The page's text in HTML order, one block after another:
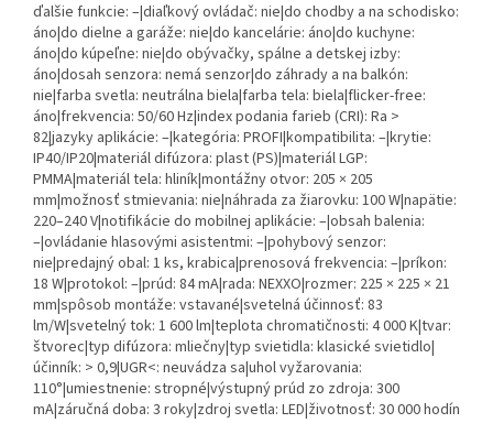
ďalšie funkcie: –|diaľkový ovládač: nie|do chodby a na schodisko:
áno|do dielne a garáže: nie|do kancelárie: áno|do kuchyne:
áno|do kúpeľne: nie|do obývačky, spálne a detskej izby:
áno|dosah senzora: nemá senzor|do záhrady a na balkón:
nie|farba svetla: neutrálna biela|farba tela: biela|flicker-free:
áno|frekvencia: 50/60 Hz|index podania farieb (CRI): Ra >
82|jazyky aplikácie: –|kategória: PROFI|kompatibilita: –|krytie:
IP40/IP20|materiál difúzora: plast (PS)|materiál LGP:
PMMA|materiál tela: hliník|montážny otvor: 205 × 205
mm|možnosť stmievania: nie|náhrada za žiarovku: 100 W|napätie:
220–240 V|notifikácie do mobilnej aplikácie: –|obsah balenia:
–|ovládanie hlasovými asistentmi: –|pohybový senzor:
nie|predajný obal: 1 ks, krabica|prenosová frekvencia: –|príkon:
18 W|protokol: –|prúd: 84 mA|rada: NEXXO|rozmer: 225 × 225 × 21
mm|spôsob montáže: vstavané|svetelná účinnosť: 83
lm/W|svetelný tok: 1 600 lm|teplota chromatičnosti: 4 000 K|tvar:
štvorec|typ difúzora: mliečny|typ svietidla: klasické svietidlo|
účinník: > 0,9|UGR<: neuvádza sa|uhol vyžarovania:
110°|umiestnenie: stropné|výstupný prúd zo zdroja: 300
mA|záručná doba: 3 roky|zdroj svetla: LED|životnosť: 30 000 hodín